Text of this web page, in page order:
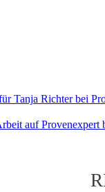
auf Provenexpert